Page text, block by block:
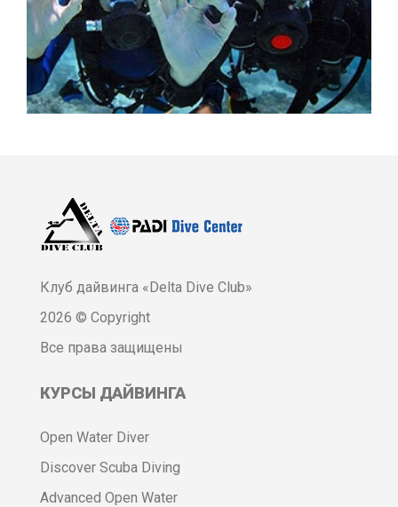
Клуб дайвинга «Delta Dive Club»
2026 © Copyright
Все права защищены
КУРСЫ ДАЙВИНГА
Open Water Diver
Discover Scuba Diving
Advanced Open Water